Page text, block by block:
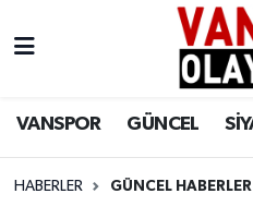
VANSPOR GÜNCEL
HABERLER GÜNCEL HABERLER
Siyaset
Van Nöbetçi
Van Namaz Vakitleri